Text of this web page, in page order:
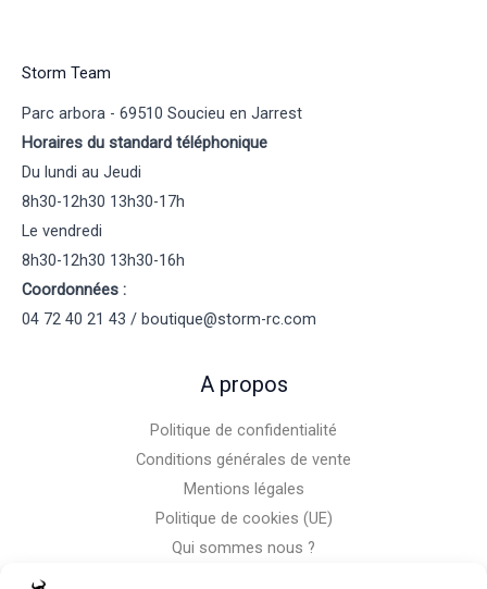
Storm Team
Parc arbora - 69510 Soucieu en Jarrest
Horaires du standard téléphonique
Du lundi au Jeudi
8h30-12h30 13h30-17h
Le vendredi
8h30-12h30 13h30-16h
Coordonnées :
04 72 40 21 43 / boutique@storm-rc.com
A propos
Politique de confidentialité
Conditions générales de vente
Mentions légales
Politique de cookies (UE)
Qui sommes nous ?